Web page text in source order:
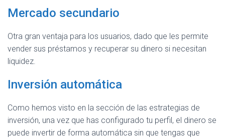
Mercado secundario
Otra gran ventaja para los usuarios, dado que les permite
vender sus préstamos y recuperar su dinero si necesitan
liquidez.
Inversión automática
Como hemos visto en la sección de las estrategias de
inversión, una vez que has configurado tu perfil, el dinero se
puede invertir de forma automática sin que tengas que